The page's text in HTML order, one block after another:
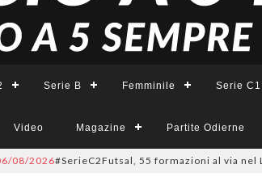
Serie B Femminile Serie C1
Video Magazine Partite Odierne
#SerieC2Futsal, 55 formazioni al via nel